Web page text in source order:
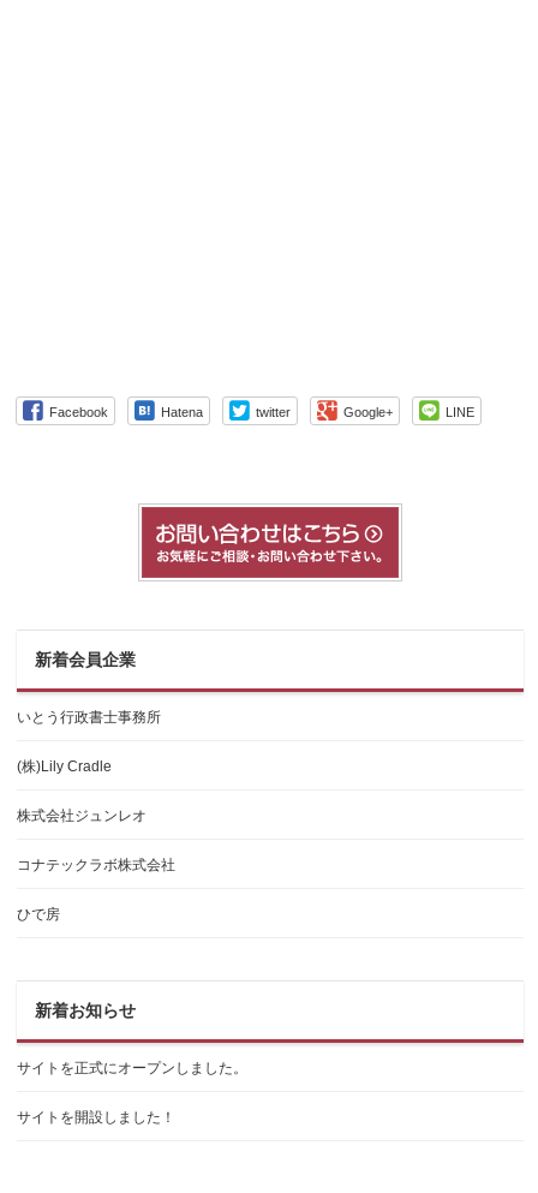
Facebook Hatena twitter Google+ LINE
新着会員企業
いとう行政書士事務所
(株)Lily Cradle
株式会社ジュンレオ
コナテックラボ株式会社
ひで房
新着お知らせ
サイトを正式にオープンしました。
サイトを開設しました！